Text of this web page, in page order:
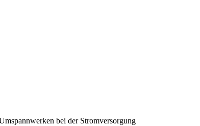
bei der Stromversorgung